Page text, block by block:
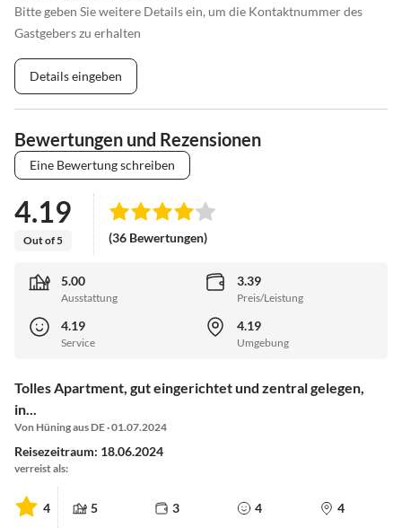
Bitte geben Sie weitere Details ein, um die Kontaktnummer des
Gastgebers zu erhalten
Details eingeben
Bewertungen und Rezensionen
Eine Bewertung schreiben
4.19
Out of 5 (36 Bewertungen)
5.00
Ausstattung
3.39
Preis/Leistung
4.19
Service
4.19
Umgebung
Tolles Apartment, gut eingerichtet und zentral gelegen,
in...
Von Hüning aus DE · 01.07.2024
Reisezeitraum: 18.06.2024
verreist als:
4 5 3 4 4